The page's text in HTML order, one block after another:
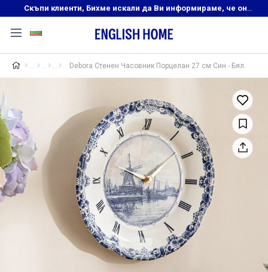
Скъпи клиенти, Бихме искали да Ви информираме, че онлайн магазинът на English Home преустановява своята дейност. Прекрасният ни и усмихнат екип ,Ви очаква в нашите физически магазини, където ще откриете любимите си продукти! Благодарим Ви, че сте част от семейството на Еnglish Home!
Debora Стенен Часовник Порцелан 27 см Син - Бял.